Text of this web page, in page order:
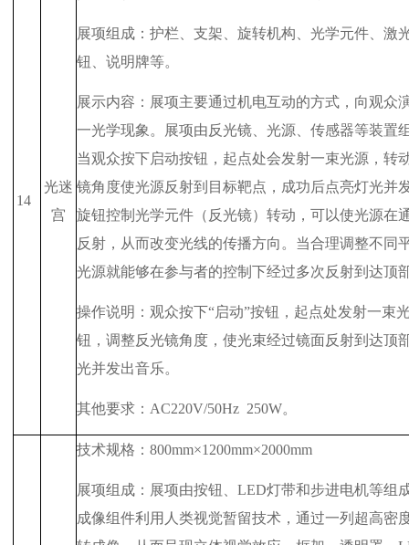
14
光迷
宫
展项组成：护栏、支架、旋转机构、光学元件、激
钮、说明牌等。
展示内容：展项主要通过机电互动的方式，向观众
一光学现象。展项由反光镜、光源、传感器等装置
当观众按下启动按钮，起点处会发射一束光源，转
镜角度使光源反射到目标靶点，成功后点亮灯光并
旋钮控制光学元件（反光镜）转动，可以使光源在
反射，从而改变光线的传播方向。当合理调整不同
光源就能够在参与者的控制下经过多次反射到达顶
操作说明：观众按下“启动”按钮，起点处发射一束
钮，调整反光镜角度，使光束经过镜面反射到达顶
光并发出音乐。
其他要求： AC220V/50Hz 250W。
技术规格： 800mm×1200mm×2000mm
展项组成：展项由按钮、 LED灯带和步进电机等组
成像组件利用人类视觉暂留技术，通过一列超高密